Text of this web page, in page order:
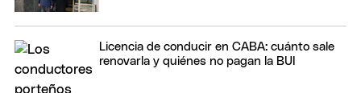
Licencia de conducir en CABA: cuánto sale
renovarla y quiénes no pagan la BUI